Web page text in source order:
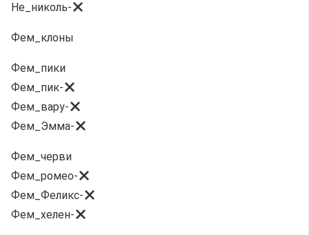
Не_николь-
Фем_клоны
Фем_пики
Фем_пик-
Фем_вару-
Фем_Эмма-
Фем_черви
Фем_ромео-
Фем_Феликс-
Фем_хелен-